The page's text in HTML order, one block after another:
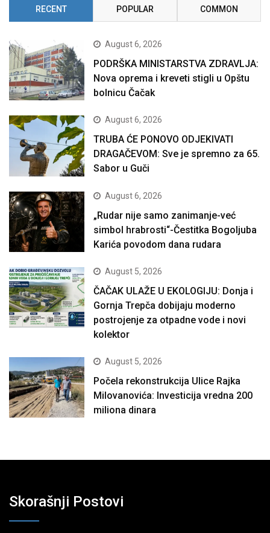
RECENT POPULAR COMMON
August 6, 2026
PODRŠKA MINISTARSTVA ZDRAVLJA:
Nova oprema i kreveti stigli u Opštu
bolnicu Čačak
August 6, 2026
TRUBA ĆE PONOVO ODJEKIVATI
DRAGAČEVOM: Sve je spremno za 65.
Sabor u Guči
August 6, 2026
„Rudar nije samo zanimanje-već
simbol hrabrosti“-Čestitka Bogoljuba
Karića povodom dana rudara
August 5, 2026
ČAČAK ULAŽE U EKOLOGIJU: Donja i
Gornja Trepča dobijaju moderno
postrojenje za otpadne vode i novi
kolektor
August 5, 2026
Počela rekonstrukcija Ulice Rajka
Milovanovića: Investicija vredna 200
miliona dinara
Skorašnji Postovi